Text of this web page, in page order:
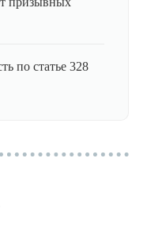
по статье 328